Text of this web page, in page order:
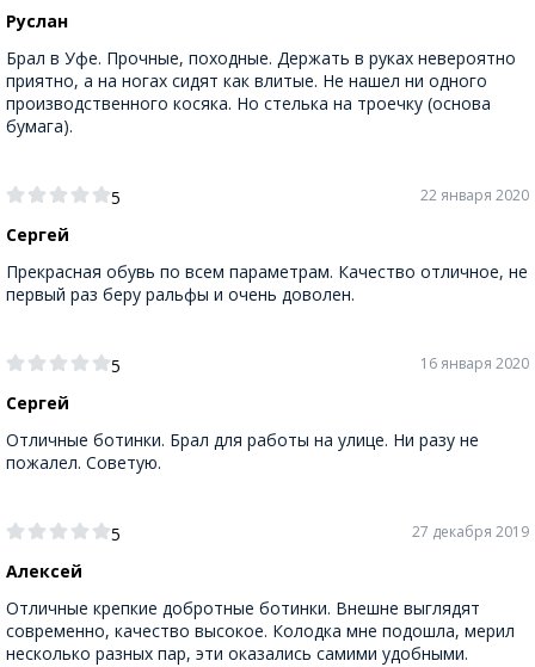
Руслан
Брал в Уфе. Прочные, походные. Держать в руках невероятно
приятно, а на ногах сидят как влитые. Не нашел ни одного
производственного косяка. Но стелька на троечку (основа
бумага).
5
Сергей
22 января 2020
Прекрасная обувь по всем параметрам. Качество отличное, не
первый раз беру ральфы и очень доволен.
5
Сергей
16 января 2020
Отличные ботинки. Брал для работы на улице. Ни разу не
пожалел. Советую.
5
Алексей
27 декабря 2019
Отличные крепкие добротные ботинки. Внешне выглядят
современно, качество высокое. Колодка мне подошла, мерил
несколько разных пар, эти оказались самими удобными.